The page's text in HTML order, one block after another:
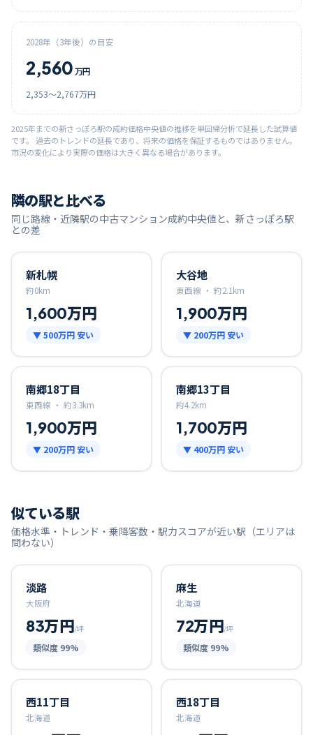
2028年（3年後）の目安
2,560 万円
2,353〜2,767万円
2025年までの新さっぽろ駅の成約価格中央値の推移を単回帰分析で延長した試算値
です。 過去のトレンドの延長であり、将来の価格を保証するものではありません。
市況の変化により実際の価格は大きく異なる場合があります。
隣の駅と比べる
同じ路線・近隣駅の中古マンション成約中央値と、 新さっぽろ駅
との差
新札幌
約0km
1,600万円
▼500万円 安い
大谷地
東西線 ・ 約2.1km
1,900万円
▼ 200万円 安い
南郷18丁目
東西線 ・ 約3.3km
1,900万円
▼ 200万円 安い
南郷13丁目
約4.2km
1,700万円
▼ 400万円 安い
似ている駅
価格水準・トレンド・乗降客数・駅力スコアが近い駅（エリアは
問わない）
淡路
大阪府
83万円/坪
類似度 99%
麻生
北海道
72万円/坪
類似度 99%
西11丁目
北海道
西18丁目
北海道